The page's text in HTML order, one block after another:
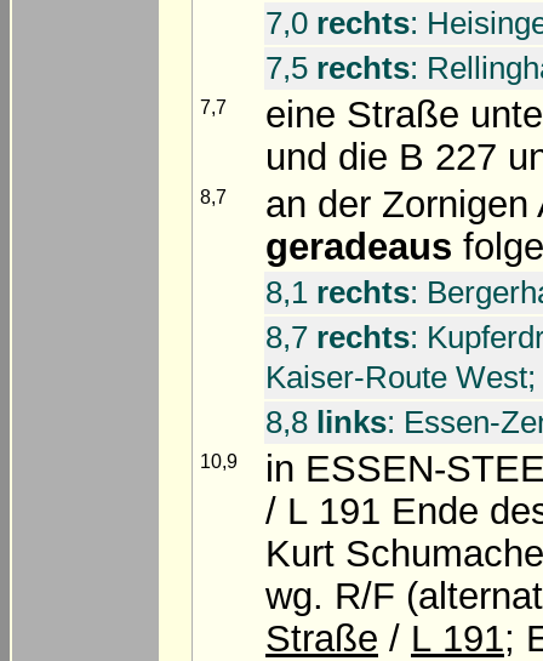
7,0 rechts:
7,5 rechts:
7,7
eine Straße
und die B 227
8,7
an der
geradeaus
8,1 rechts:
8,7 rechts:
Kaiser-Route
8,8 links: Essen-
10,9
in ESSEN-
/ L 191 Ende
Kurt
wg. R/F
Straße / L 191;